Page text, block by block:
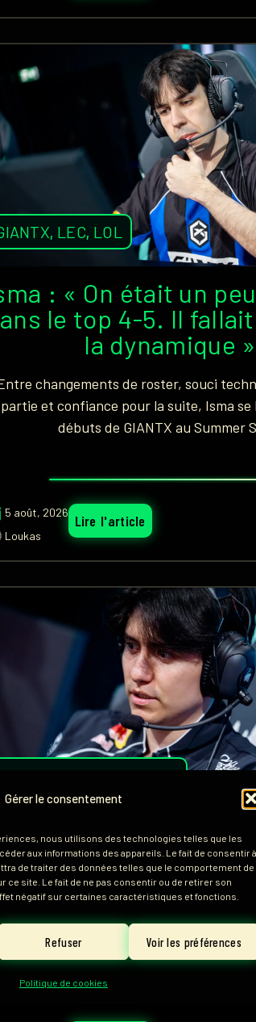
Gérer le consentement
nous utilisons des technologies telles que les
aux informations des appareils. Le fait de consentir à
de traiter des données telles que le comportement de
ce site. Le fait de ne pas consentir ou de retirer son
négatif sur certaines caractéristiques et fonctions.
Refuser Voir les préférences
Politique de cookies
, LEC, LOL
: « On était un
le top 4-5. Il
la dynamique »
changements de roster, souci
partie et confiance pour la suite, Isma se
débuts de GIANTX au Summer
5 août, 2026
Loukas
Lire l'article
: « G2 sont
moins forts »
jungler de la Karmine Corp s'était
répondre à nos questions.
prodiges de sa génération.